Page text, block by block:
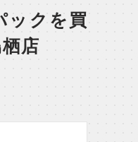
ックを買
店